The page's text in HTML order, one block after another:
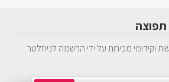
וקידומי מכירות על ידי הרשמה לניוזלטר